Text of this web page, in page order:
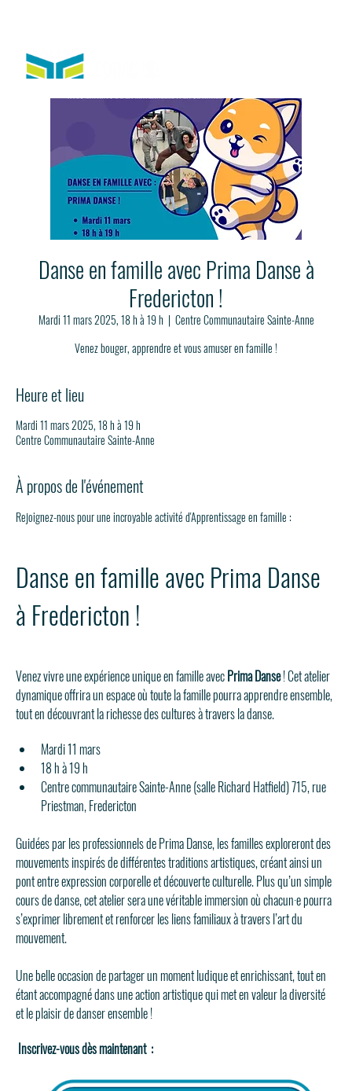
Danse en famille avec Prima Danse à
Fredericton !
Mardi 11 mars 2025, 18 h à 19 h
  |
Centre Communautaire Sainte-Anne
Venez bouger, apprendre et vous amuser en famille !
Heure et lieu
Mardi 11 mars 2025, 18 h à 19 h
Centre Communautaire Sainte-Anne
À propos de l'événement
Rejoignez-nous pour une incroyable activité d'Apprentissage en famille :
Danse en famille avec Prima Danse
à Fredericton !
Venez vivre une expérience unique en famille avec Prima Danse ! Cet atelier
dynamique offrira un espace où toute la famille pourra apprendre ensemble,
tout en découvrant la richesse des cultures à travers la danse.
Mardi 11 mars
18 h à 19 h
Centre communautaire Sainte-Anne (salle Richard Hatfield) 715, rue
Priestman, Fredericton
Guidées par les professionnels de Prima Danse, les familles exploreront des
mouvements inspirés de différentes traditions artistiques, créant ainsi un
pont entre expression corporelle et découverte culturelle. Plus qu’un simple
cours de danse, cet atelier sera une véritable immersion où chacun·e pourra
s’exprimer librement et renforcer les liens familiaux à travers l’art du
mouvement.
Une belle occasion de partager un moment ludique et enrichissant, tout en
étant accompagné dans une action artistique qui met en valeur la diversité
et le plaisir de danser ensemble !
Inscrivez-vous dès maintenant  :